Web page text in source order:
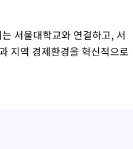
서울대학교와 연결하고, 서
지역 경제환경을 혁신적으로